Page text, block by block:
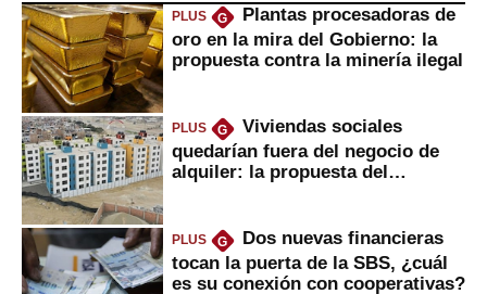
PLUS G
Plantas procesadoras de
oro en la mira del Gobierno: la
propuesta contra la minería ilegal
PLUS G
Viviendas sociales
quedarían fuera del negocio de
alquiler: la propuesta del
PLUS G
Dos nuevas financieras
tocan la puerta de la SBS, ¿cuál
es su conexión con cooperativas?